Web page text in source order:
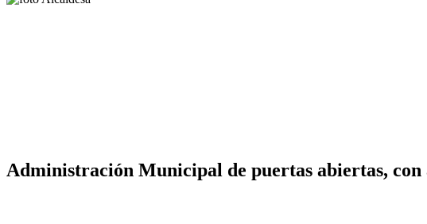
Administración Municipal de puertas abiertas,